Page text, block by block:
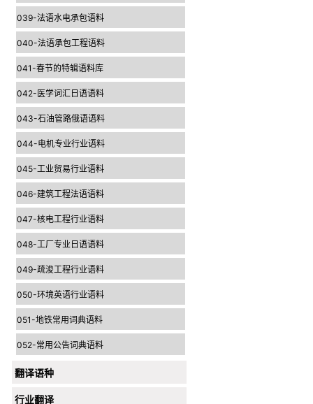
039-法语水电承包语料
040-法语承包工程语料
041-春节的特辑语料库
042-医学词汇日语语料
043-石油管路俄语语料
044-电机专业行业语料
045-工业贸易行业语料
046-建筑工程法语语料
047-核电工程行业语料
048-工厂专业日语语料
049-疏浚工程行业语料
050-环境英语行业语料
051-地铁常用词典语料
052-常用公告词典语料
翻译语种
行业翻译